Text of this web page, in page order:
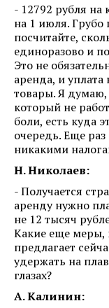
- 12792 рубля на
на 1 июля. Грубо
посчитайте,
единоразово и
Это не
аренда, и уплата
товары. Я думаю,
который не
боли, есть куда
очередь. Еще раз
никакими
Н. Николаев:
- Получается
аренду нужно
не 12 тысяч
Какие еще меры,
предлагает
удержать на
глазах?
А. Калинин: